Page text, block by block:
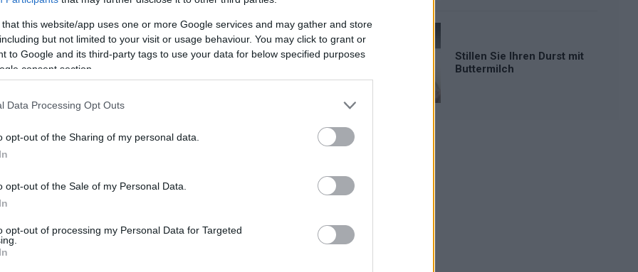
that this website/app uses one or more Google services and may gather and store
but not limited to your visit or usage behaviour. You may click to grant or
to Google and its third-party tags to use your data for below specified purposes
consent section.
Data Processing Opt Outs
opt-out of the Sharing of my personal data.
opt-out of the Sale of my Personal Data.
opt-out of processing my Personal Data for Targeted
Stillen Sie Ihren Durst mit
Buttermilch